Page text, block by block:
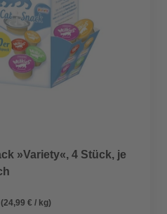
»Variety«, 4 Stück, je
(24,99 € / kg)